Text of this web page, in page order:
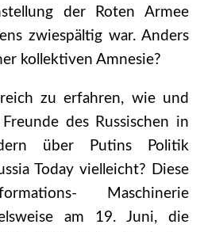
der Roten Armee
zwiespältig war. Anders
kollektiven Amnesie?
zu erfahren, wie und
des Russischen in
über Putins Politik
Today vielleicht? Diese
Maschinerie
am 19. Juni, die